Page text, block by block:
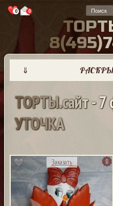
0 0
ТОРТ
8(495)7
⇓
ТОРТЫ.сайт-7
УТОЧКА
Заказать